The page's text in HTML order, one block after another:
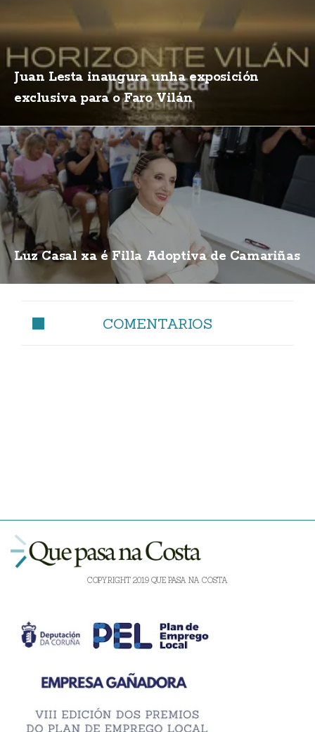
Juan Lesta inaugura unha exposición
exclusiva para o Faro Vilán
Luz Casal xa é Filla Adoptiva de Camariñas
COMENTARIOS
COPYRIGHT 2019 QUE PASA NA COSTA